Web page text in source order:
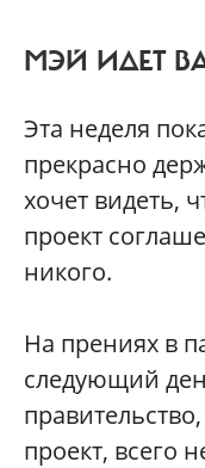
МЭЙ ИДЕТ
Эта неделя
прекрасно
хочет видеть,
проект
никого.
На прениях в
следующий
проект, всего